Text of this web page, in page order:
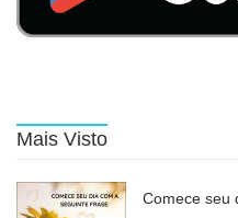
Mais Visto
Comece seu